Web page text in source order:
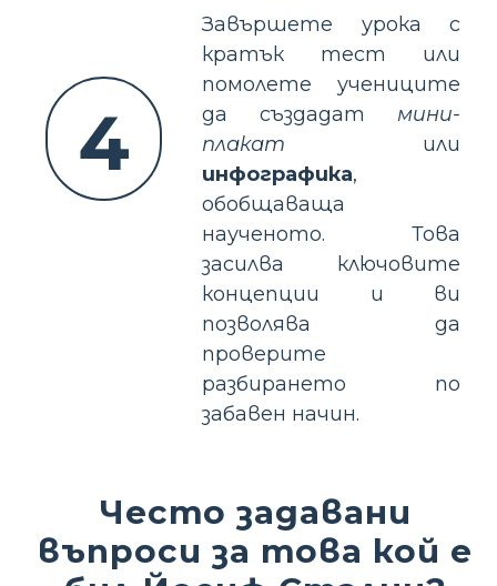
4
Завършете урока с
кратък тест или
помолете учениците
да създадат мини-
плакат или
инфографика,
обобщаваща
наученото. Това
засилва ключовите
концепции и ви
позволява да
проверите
разбирането по
забавен начин.
Често задавани
въпроси за това кой е